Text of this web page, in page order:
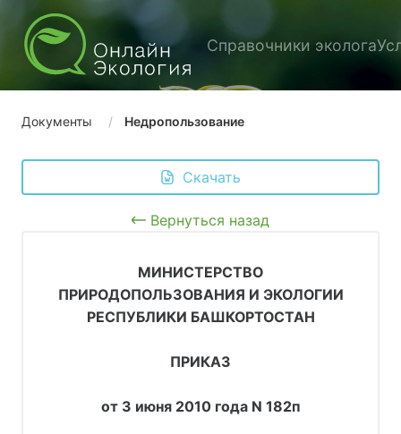
Справочники эколога
Документы Недропользование
Скачать
Вернуться назад
МИНИСТЕРСТВО
ПРИРОДОПОЛЬЗОВАНИЯ И ЭКОЛОГИИ
РЕСПУБЛИКИ БАШКОРТОСТАН
ПРИКАЗ
от 3 июня 2010 года N 182п